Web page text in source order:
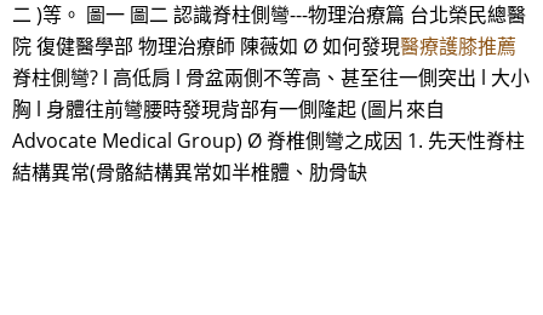
二 )等。 圖一 圖二 認識脊柱側彎---物理治療篇 台北榮民總醫
院 復健醫學部 物理治療師 陳薇如 Ø 如何發現醫療護膝推薦
脊柱側彎? l 高低肩 l 骨盆兩側不等高、甚至往一側突出 l 大小
胸 l 身體往前彎腰時發現背部有一側隆起 (圖片來自
Advocate Medical Group) Ø 脊椎側彎之成因 1. 先天性脊柱
結構異常(骨骼結構異常如半椎體、肋骨缺